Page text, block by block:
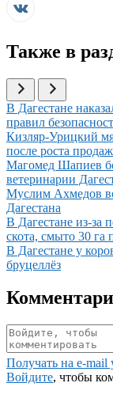
Также в
Иллюстрация
В Дагестане
правил
Иллюстрация
Кизляр-Урицкий
после роста
Иллюстрация
Магомед Шапиев
ветеринарии
Иллюстрация
Муслим Ахмедов
Дагестана
Иллюстрация
В Дагестане из-за
скота, смыто 30 га
Иллюстрация
В Дагестане у
бруцеллёз
Получать на
Войдите, чтобы